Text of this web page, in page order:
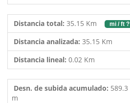
Distancia total: 35.15 Km mi / ft ?
Distancia analizada: 35.15 Km
Distancia lineal: 0.02 Km
Desn. de subida acumulado: 589.3
m